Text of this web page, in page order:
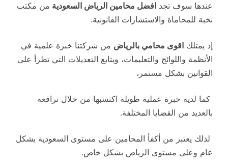
عندها سوف تجد افضل محامين الرياض السعودية من مكتب
نخبة للمحاماة والاستشارات القانونية.
إذ يمتلك اقوى محامي بالرياض من شركتنا خبرة علمية في
الأنظمة واللوائح والتعليمات، ويتابع التعديلات التي تطرأ على
القوانين بشكل مستمر،
كما لديه خبرة عملية طويلة اكتسبها من خلال ترافعه
بالعديد من القضايا المختلفة.
لذلك يعتبر من أكفأ المحامين على مستوى السعودية بشكل
عام وعلى مستوى الرياض بشكل خاص.